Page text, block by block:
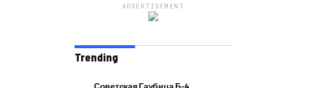
ADVERTISEMENT
Trending
Советская Гаубица Б-4